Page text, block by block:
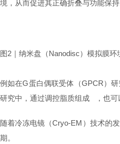
境，从而促进其正确折叠与功能保持
图2｜纳米盘（Nanodisc）模拟膜
例如在G蛋白偶联受体（GPCR）
研究中，通过调控脂质组成 ，也
随着冷冻电镜（Cryo-EM）技术的
期。